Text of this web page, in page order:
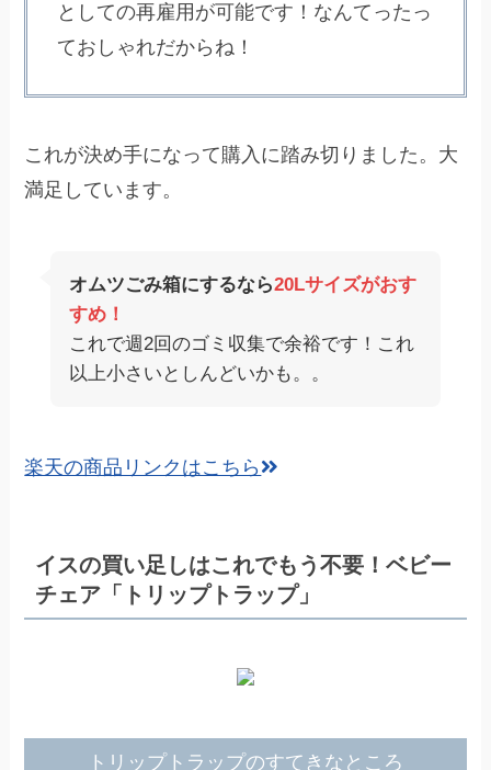
としての再雇用が可能です！なんてったっ
ておしゃれだからね！
これが決め手になって購入に踏み切りました。大
満足しています。
オムツごみ箱にするなら20Lサイズがおす
すめ！
これで週2回のゴミ収集で余裕です！これ
以上小さいとしんどいかも。。
楽天の商品リンクはこちら
イスの買い足しはこれでもう不要！ベビー
チェア「トリップトラップ」
トリップトラップのすてきなところ